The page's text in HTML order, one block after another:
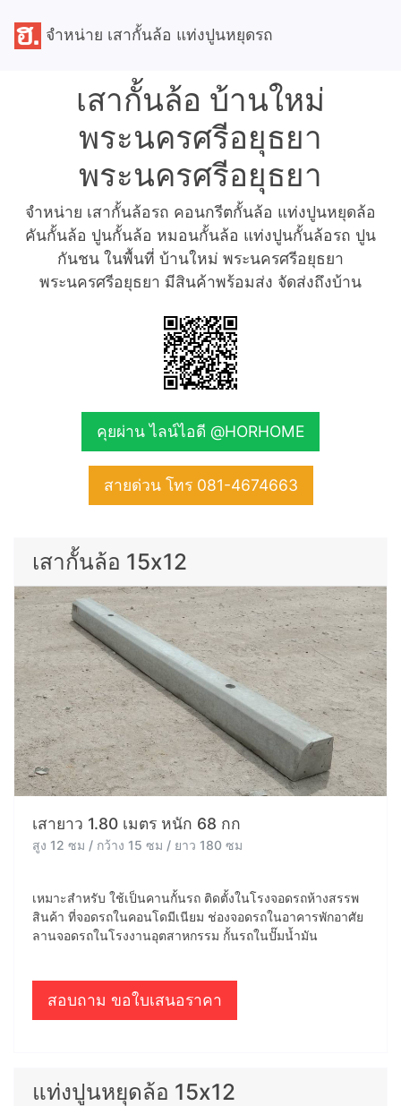
จำหน่าย เสากั้นล้อ แท่งปูนหยุดรถ
เสากั้นล้อ บ้านใหม่
พระนครศรีอยุธยา
พระนครศรีอยุธยา
จำหน่าย เสากั้นล้อรถ คอนกรีตกั้นล้อ แท่งปูนหยุดล้อ
คันกั้นล้อ ปูนกั้นล้อ หมอนกั้นล้อ แท่งปูนกั้นล้อรถ ปูน
กันชน ในพื้นที่ บ้านใหม่ พระนครศรีอยุธยา
พระนครศรีอยุธยา มีสินค้าพร้อมส่ง จัดส่งถึงบ้าน
คุยผ่าน ไลน์ไอดี @HORHOME
สายด่วน โทร 081-4674663
เสากั้นล้อ 15x12
เสายาว 1.80 เมตร หนัก 68 กก
สูง 12 ซม / กว้าง 15 ซม / ยาว 180 ซม
เหมาะสำหรับ ใช้เป็นคานกั้นรถ ติดตั้งในโรงจอดรถห้างสรรพ
สินค้า ที่จอดรถในคอนโดมีเนียม ช่องจอดรถในอาคารพักอาศัย
ลานจอดรถในโรงงานอุตสาหกรรม กั้นรถในปั๊มน้ำมัน
สอบถาม ขอใบเสนอราคา
แท่งปูนหยุดล้อ 15x12